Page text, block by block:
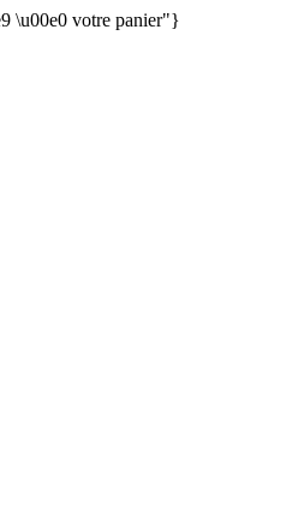
\u00e0 votre panier"}